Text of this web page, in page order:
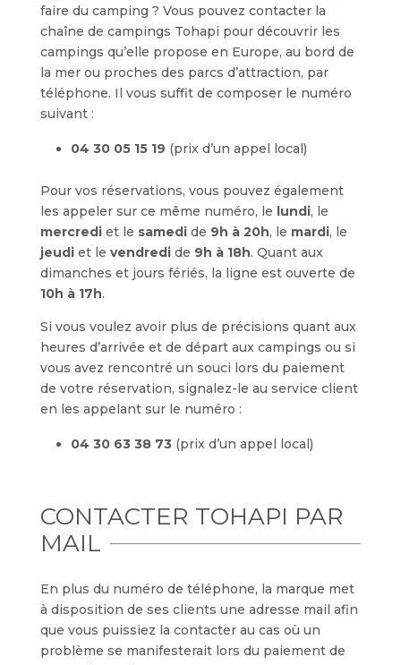
faire du camping ? Vous pouvez contacter la
chaîne de campings Tohapi pour découvrir les
campings qu’elle propose en Europe, au bord de
la mer ou proches des parcs d’attraction, par
téléphone. Il vous suffit de composer le numéro
suivant :
04 30 05 15 19 (prix d’un appel local)
Pour vos réservations, vous pouvez également
les appeler sur ce même numéro, le lundi, le
mercrediet le samedide 9h à 20h, le mardi, le
jeudiet le vendredide 9h à 18h. Quant aux
dimanches et jours fériés, la ligne est ouverte de
10h à 17h.
Si vous voulez avoir plus de précisions quant aux
heures d’arrivée et de départ aux campings ou si
vous avez rencontré un souci lors du paiement
de votre réservation, signalez-le au service client
en les appelant sur le numéro :
04 30 63 38 73 (prix d’un appel local)
CONTACTER TOHAPI PAR
MAIL
En plus du numéro de téléphone, la marque met
à disposition de ses clients une adresse mail afin
que vous puissiez la contacter au cas où un
problème se manifesterait lors du paiement de